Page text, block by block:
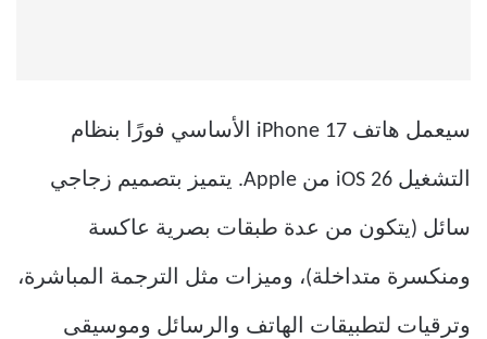
سيعمل هاتف iPhone 17 الأساسي فورًا بنظام
التشغيل iOS 26 من Apple. يتميز بتصميم زجاجي
سائل (يتكون من عدة طبقات بصرية عاكسة
ومنكسرة متداخلة)، وميزات مثل الترجمة المباشرة،
وترقيات لتطبيقات الهاتف والرسائل وموسيقى